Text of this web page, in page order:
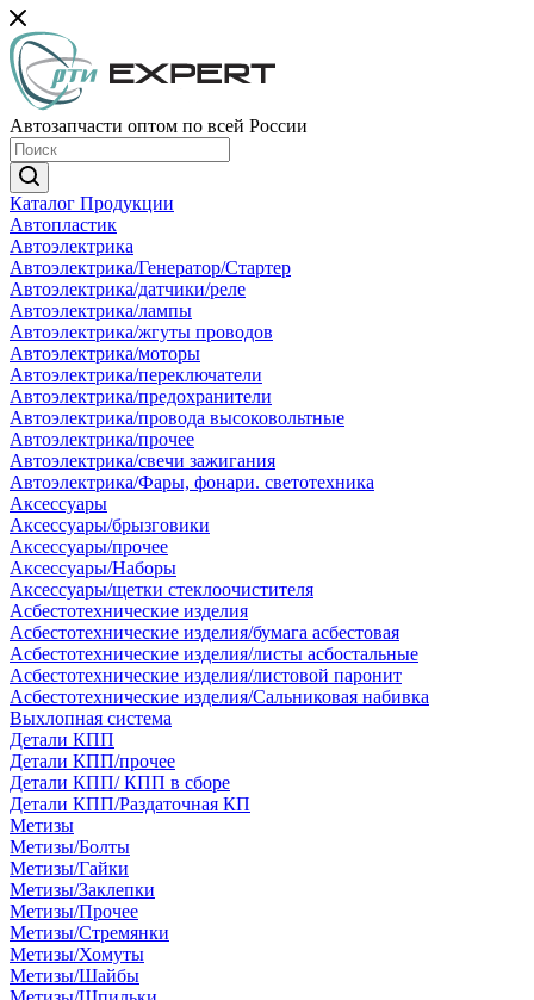
Автозапчасти оптом по всей России
Каталог Продукции
Автопластик
Автоэлектрика
Автоэлектрика/Генератор/Стартер
Автоэлектрика/датчики/реле
Автоэлектрика/лампы
Автоэлектрика/жгуты проводов
Автоэлектрика/моторы
Автоэлектрика/переключатели
Автоэлектрика/предохранители
Автоэлектрика/провода высоковольтные
Автоэлектрика/прочее
Автоэлектрика/свечи зажигания
Автоэлектрика/Фары, фонари. светотехника
Аксессуары
Аксессуары/брызговики
Аксессуары/прочее
Аксессуары/Наборы
Аксессуары/щетки стеклоочистителя
Асбестотехнические изделия
Асбестотехнические изделия/бумага асбестовая
Асбестотехнические изделия/листы асбостальные
Асбестотехнические изделия/листовой паронит
Асбестотехнические изделия/Сальниковая набивка
Выхлопная система
Детали КПП
Детали КПП/прочее
Детали КПП/ КПП в сборе
Детали КПП/Раздаточная КП
Метизы
Метизы/Болты
Метизы/Гайки
Метизы/Заклепки
Метизы/Прочее
Метизы/Стремянки
Метизы/Хомуты
Метизы/Шайбы